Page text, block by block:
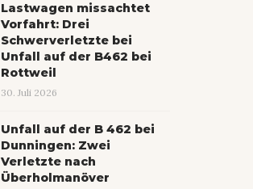
Lastwagen missachtet
Vorfahrt: Drei
Schwerverletzte bei
Unfall auf der B462 bei
Rottweil
30. Juli 2026
Unfall auf der B 462 bei
Dunningen: Zwei
Verletzte nach
Überholmanöver